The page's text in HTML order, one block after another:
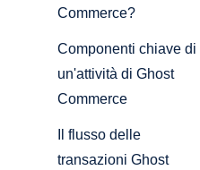
Commerce?
Componenti chiave di
un'attività di Ghost
Commerce
Il flusso delle
transazioni Ghost